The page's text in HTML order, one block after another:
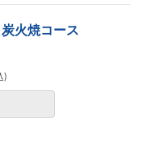
火焼コース
)